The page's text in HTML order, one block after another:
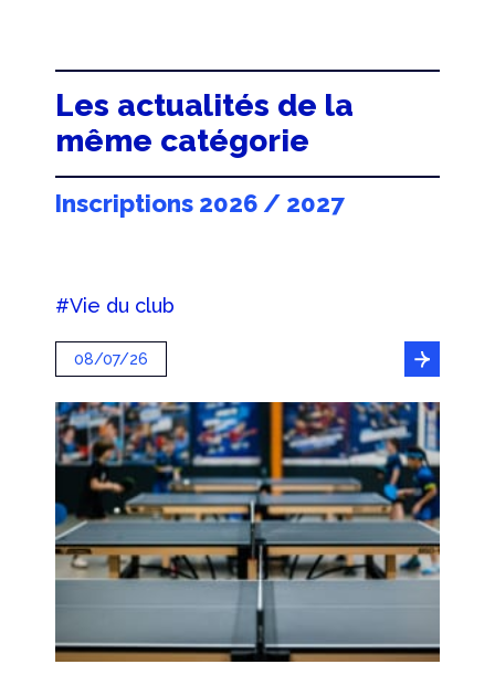
Les actualités de la
même catégorie
Inscriptions 2026 / 2027
#Vie du club
08/07/26